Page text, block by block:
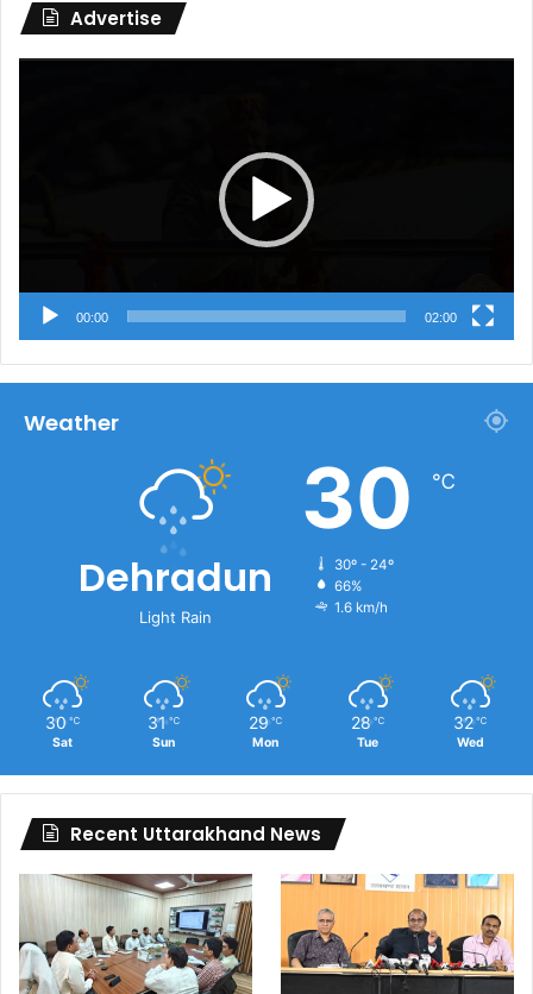
Advertise
00:00 02:00
Weather
Dehradun
Light Rain
30 ℃
30º - 24º
66%
1.6 km/h
30 ℃
Sat
31 ℃
Sun
29 ℃
Mon
28 ℃
Tue
32 ℃
Wed
Recent Uttarakhand News